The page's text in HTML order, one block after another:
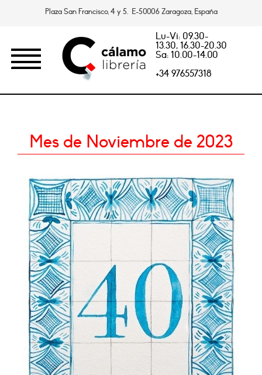
Plaza San Francisco, 4 y 5. E-50006 Zaragoza, España
Lu-Vi: 09.30-
13.30, 16.30-20.30
Sa: 10.00-14.00
+34 976557318
Mes de Noviembre de 2023